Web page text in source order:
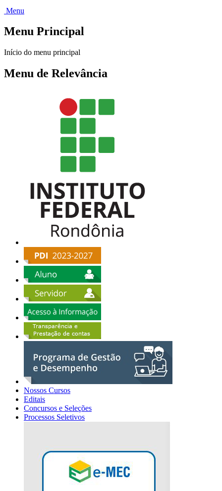
Menu
Menu Principal
Início do menu principal
Menu de Relevância
Nossos Cursos
Editais
Concursos e Seleções
Processos Seletivos